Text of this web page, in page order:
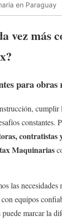
en Paraguay
vez más
para obras
cumplir
constantes.
contratistas
Maquinarias
las necesidades
equipos
marcar la